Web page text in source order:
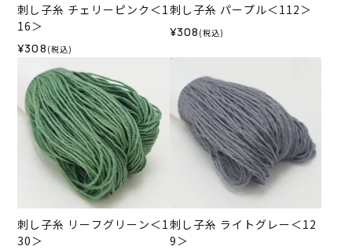
刺し子糸 チェリーピンク＜1
16＞
¥308 (税込)
刺し子糸 パープル＜112＞
¥308 (税込)
刺し子糸 リーフグリーン＜1
30＞
刺し子糸 ライトグレー＜12
9＞